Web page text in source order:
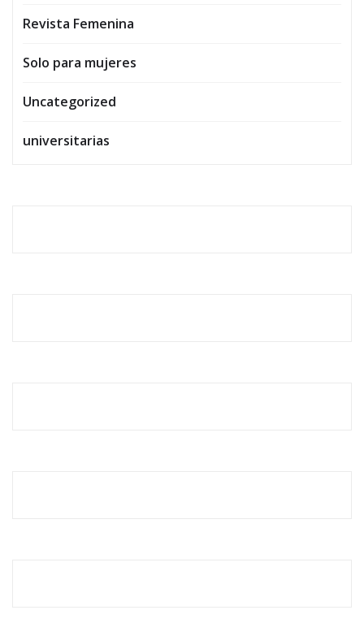
Revista Femenina
Solo para mujeres
Uncategorized
universitarias